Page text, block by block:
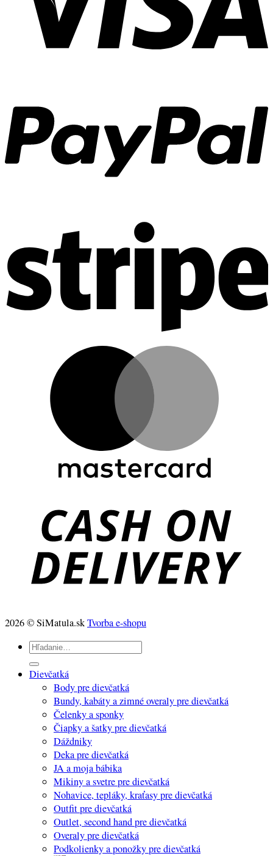
2026 © SiMatula.skTvorba e-shopu
Hľadať:
Dievčatká
Body pre dievčatká
Bundy, kabáty a zimné overaly pre dievčatká
Čelenky a sponky
Čiapky a šatky pre dievčatká
Dáždniky
Deka pre dievčatká
JA a moja bábika
Mikiny a svetre pre dievčatká
Nohavice, tepláky, kraťasy pre dievčatká
Outfit pre dievčatká
Outlet, second hand pre dievčatká
Overaly pre dievčatká
Podkolienky a ponožky pre dievčatká